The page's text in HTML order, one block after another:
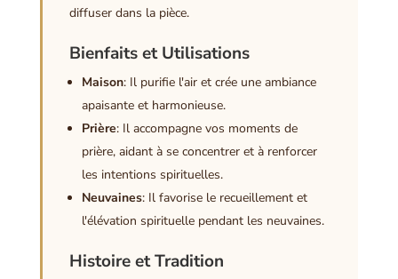
diffuser dans la pièce.
Bienfaits et Utilisations
Maison: Il purifie l'air et crée une ambiance
apaisante et harmonieuse.
Prière: Il accompagne vos moments de
prière, aidant à se concentrer et à renforcer
les intentions spirituelles.
Neuvaines: Il favorise le recueillement et
l'élévation spirituelle pendant les neuvaines.
Histoire et Tradition